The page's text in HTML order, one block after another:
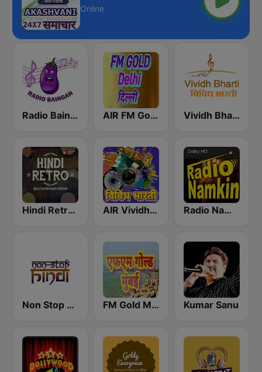
Online
Radio Baingan AIR FM Gold Dehli Vividh Bharti (विविध भारती)
Hindi Retro Hits Radio AIR Vividh Bharati Radio Namkin
Non Stop Hindi FM Gold Mumbai Kumar Sanu